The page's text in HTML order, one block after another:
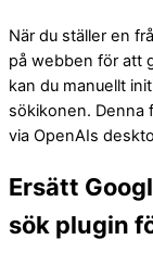
När du ställer en
på webben för att
kan du manuellt
sökikonen. Denna
via OpenAIs
Ersätt
sök plugin